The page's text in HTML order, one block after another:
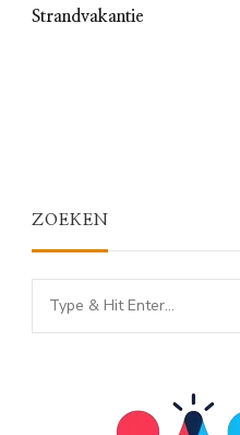
Strandvakantie
ZOEKEN
Looking
for